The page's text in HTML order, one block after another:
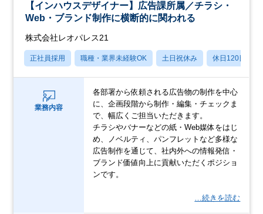
【インハウスデザイナー】広告課所属／チラシ・
Web・ブランド制作に横断的に関われる
株式会社レオパレス21
正社員採用 職種・業界未経験OK 土日祝休み 休日120日以上
業務内容
各部署から依頼される広告物の制作を中心
に、企画段階から制作・編集・チェックま
で、幅広くご担当いただきます。
チラシやバナーなどの紙・Web媒体をはじ
め、ノベルティ、パンフレットなど多様な
広告制作を通じて、社内外への情報発信・
ブランド価値向上に貢献いただくポジショ
ンです。
…続きを読む